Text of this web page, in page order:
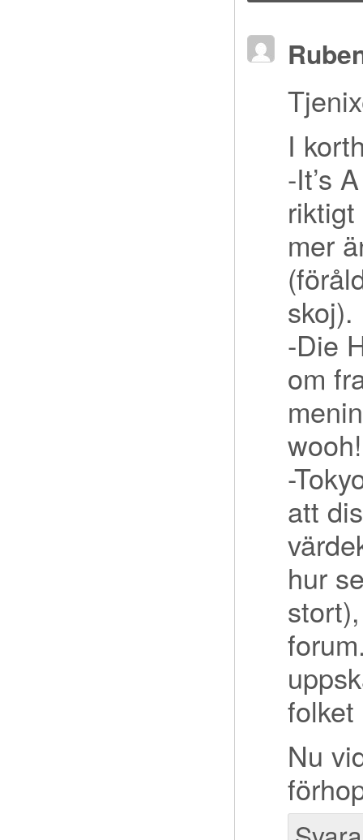
I
-It’s
riktigt
mer
skoj).
-Die
om
wooh!
-
att
hur
folket
Nu